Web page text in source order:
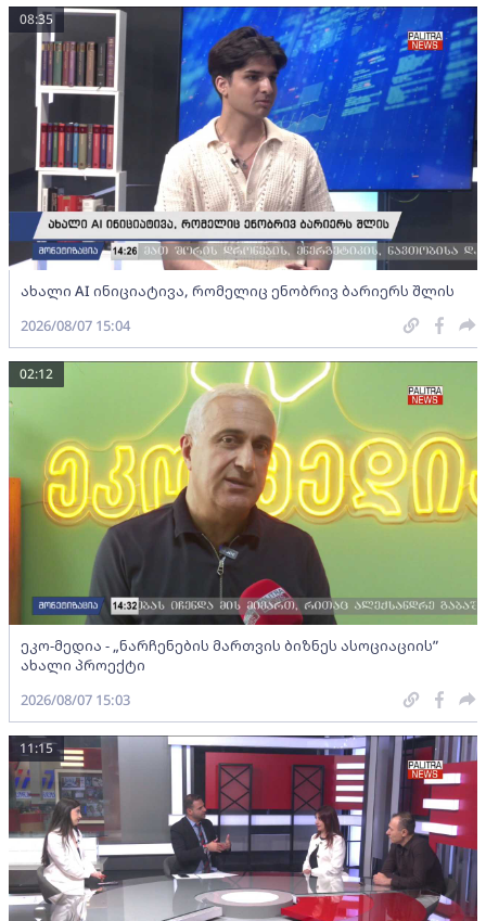
ახალი AI ინიციატივა, რომელიც ენობრივ ბარიერს შლის
08:35
2026/08/07 15:04
ეკო-მედია - „ნარჩენების მართვის ბიზნეს ასოციაციის”
ახალი პროექტი
02:12
2026/08/07 15:03
11:15